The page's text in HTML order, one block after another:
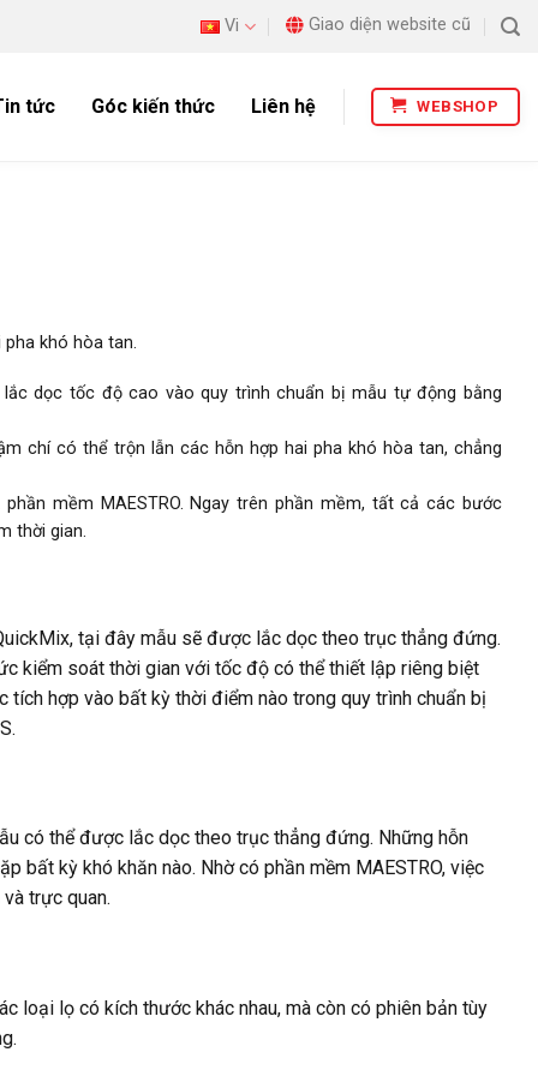
Vi Giao diện website cũ
tức Góc kiến thức Liên hệ WEBSHOP
pha khó hòa tan.
dọc tốc độ cao vào quy trình chuẩn bị mẫu tự động bằng
chí có thể trộn lẫn các hỗn hợp hai pha khó hòa tan, chẳng
mềm MAESTRO. Ngay trên phần mềm, tất cả các bước
thời gian.
tại đây mẫu sẽ được lắc dọc theo trục thẳng đứng.
kiểm soát thời gian với tốc độ có thể thiết lập riêng biệt
hợp vào bất kỳ thời điểm nào trong quy trình chuẩn bị
có thể được lắc dọc theo trục thẳng đứng. Những hỗn
bất kỳ khó khăn nào. Nhờ có phần mềm MAESTRO, việc
trực quan.
loại lọ có kích thước khác nhau, mà còn có phiên bản tùy